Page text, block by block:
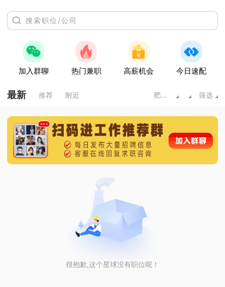
加入群聊 热门兼职 高薪机会 今日速配
最新 推荐 附近 肥城市 筛选
很抱歉,这个星球没有职位呢！